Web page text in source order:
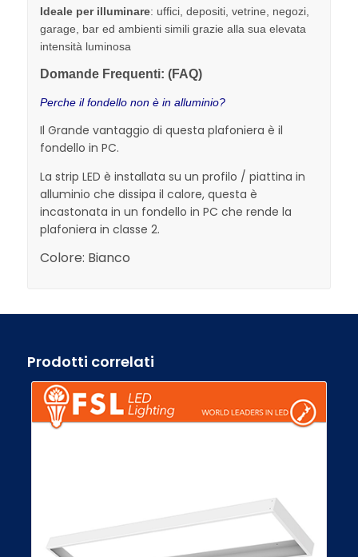
Ideale per illuminare: uffici, depositi, vetrine, negozi,
garage, bar ed ambienti simili grazie alla sua elevata
intensità luminosa
Domande Frequenti: (FAQ)
Perche il fondello non è in alluminio?
Il Grande vantaggio di questa plafoniera è il
fondello in PC.
La strip LED è installata su un profilo / piattina in
alluminio che dissipa il calore, questa è
incastonata in un fondello in PC che rende la
plafoniera in classe 2.
Colore: Bianco
Prodotti correlati